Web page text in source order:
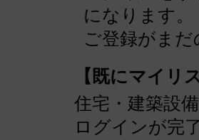
になります。
ご登録がま
【既にマイリ
住宅・建築設
ログインが完